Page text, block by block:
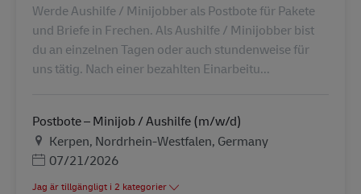
Werde Aushilfe / Minijobber als Postbote für Pakete
und Briefe in Frechen. Als Aushilfe / Minijobber bist
du an einzelnen Tagen oder auch stundenweise für
uns tätig. Nach einer bezahlten Einarbeitu...
Postbote – Minijob / Aushilfe (m/w/d)
PlatsKerpen, Nordrhein-Westfalen, Germany
Posted Date
07/21/2026
Jag är tillgängligt i 2 kategorier